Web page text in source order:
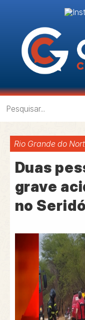
Rio Grande do
Duas
grave
no Seridó